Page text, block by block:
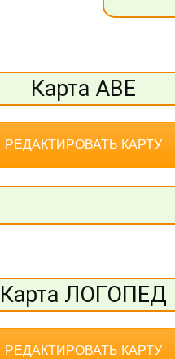
Карта АВЕ
РЕДАКТИРОВАТЬ КАРТУ
Карта ЛОГОПЕД
РЕДАКТИРОВАТЬ КАРТУ